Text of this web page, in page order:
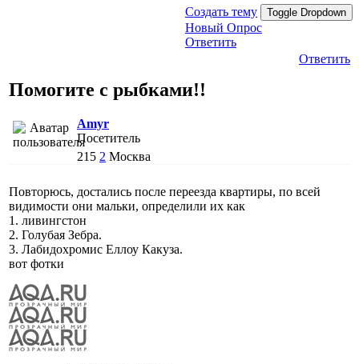
Создать тему Toggle Dropdown
Новый Опрос
Ответить
Ответить
Помогите с рыбками!!
Amyr
Посетитель
215 2 Москва
Повторюсь, достались после переезда квартиры, по всей
видимости они мальки, определили их как
1. ливингстон
2. Голубая Зебра.
3. Лабидохромис Еллоу Какуза.
вот фотки